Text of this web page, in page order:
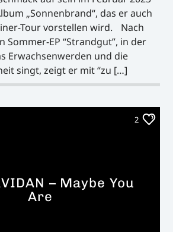
„Sonnenbrand“, das er auch
Tour vorstellen wird. Nach
Sommer-EP “Strandgut”, in der
Erwachsenwerden und die
singt, zeigt er mit “zu […]
2
– Maybe You
Are